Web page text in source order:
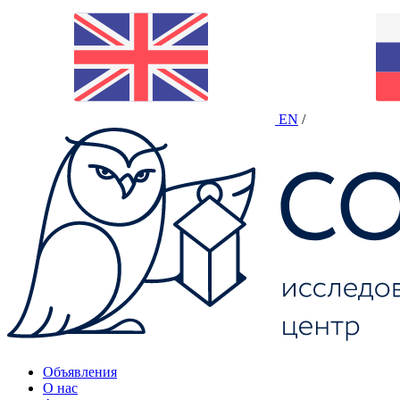
EN /
Объявления
О нас